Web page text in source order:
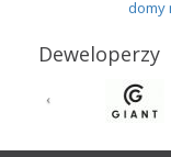
domy
Deweloperzy